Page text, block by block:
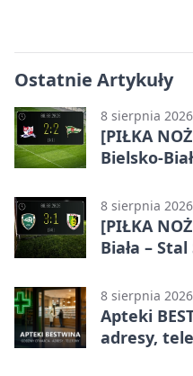
Ostatnie Artykuły
8 sierpnia 2026
[PIŁKA
Bielsko-
Bielsku-
8 sierpnia 2026
[PIŁKA
Biała –
8 sierpnia 2026
Apteki
adresy,